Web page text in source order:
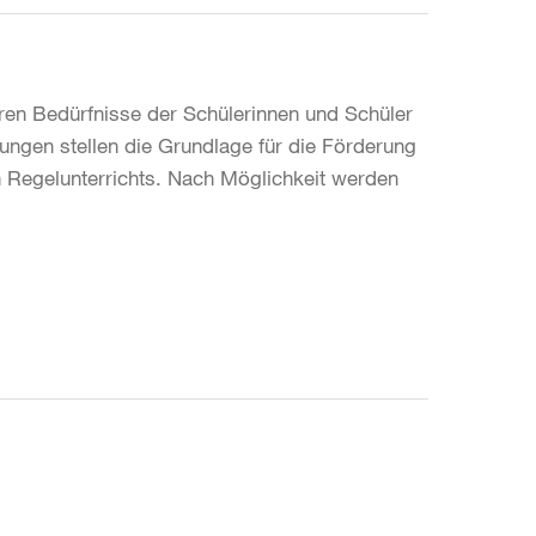
Bedürfnisse der Schülerinnen und Schüler
stellen die Grundlage für die Förderung
Nach Möglichkeit werden